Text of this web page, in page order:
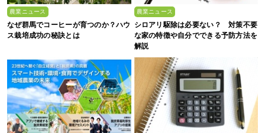
農業ニュース
なぜ群馬でコーヒーが育つのか？ハウ
ス栽培成功の秘訣とは
農業ニュース
シロアリ駆除は必要ない？ 対策不要
な家の特徴や自分でできる予防方法を
解説